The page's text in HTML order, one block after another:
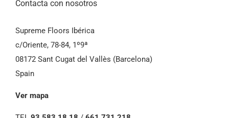
Contacta con nosotros
Supreme Floors Ibérica
c/Oriente, 78-84, 1º9ª
08172 Sant Cugat del Vallès (Barcelona)
Spain
Ver mapa